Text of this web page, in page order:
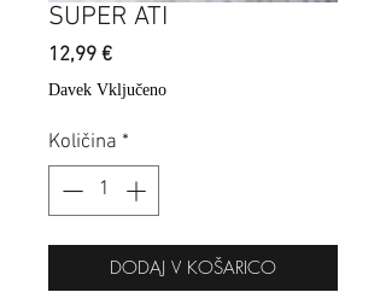
SUPER ATI
12,99 €Price
Davek Vključeno
Količina *
DODAJ V KOŠARICO